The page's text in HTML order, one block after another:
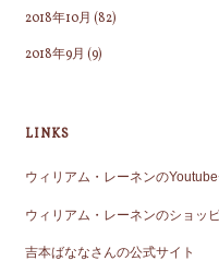
2018年10月 (82)
2018年9月 (9)
LINKS
ウィリアム・レーネンの
ウィリアム・レーネンのショッ
吉本ばななさんの公式サイト